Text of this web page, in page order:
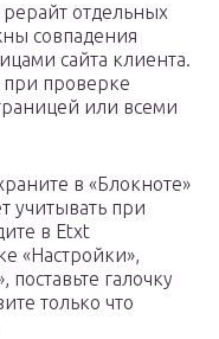
отдельных
совпадения
сайта клиента.
при проверке
или всеми
в «Блокноте»
учитывать при
в Etxt
«Настройки»,
галочку
только что